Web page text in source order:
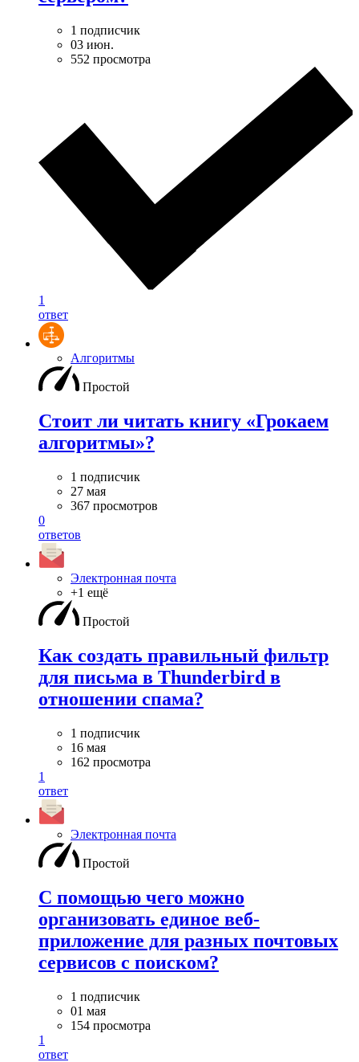
1 подписчик
03 июн.
552 просмотра
1
ответ
Алгоритмы
Простой
Стоит ли читать книгу «Грокаем
алгоритмы»?
1 подписчик
27 мая
367 просмотров
0
ответов
Электронная почта
+1 ещё
Простой
Как создать правильный фильтр
для письма в Thunderbird в
отношении спама?
1 подписчик
16 мая
162 просмотра
1
ответ
Электронная почта
Простой
С помощью чего можно
организовать единое веб-
приложение для разных почтовых
сервисов с поиском?
1 подписчик
01 мая
154 просмотра
1
ответ